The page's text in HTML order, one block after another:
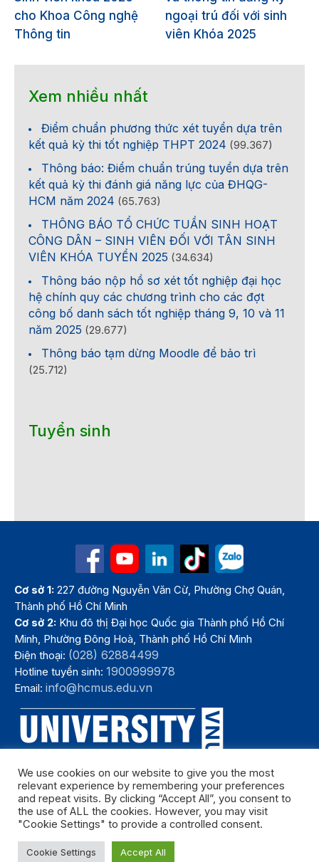
cho Khoa Công nghệ
Thông tin
ngoại trú đối với sinh
viên Khóa 2025
Xem nhiều nhất
Điểm chuẩn phương thức xét tuyển dựa trên
kết quả kỳ thi tốt nghiệp THPT 2024 (99.367)
Thông báo: Điểm chuẩn trúng tuyển dựa trên
kết quả kỳ thi đánh giá năng lực của ĐHQG-
HCM năm 2024 (65.763)
THÔNG BÁO TỔ CHỨC TUẦN SINH HOẠT
CÔNG DÂN – SINH VIÊN ĐỐI VỚI TÂN SINH
VIÊN KHÓA TUYỂN 2025 (34.634)
Thông báo nộp hồ sơ xét tốt nghiệp đại học
hệ chính quy các chương trình cho các đợt
công bố danh sách tốt nghiệp tháng 9, 10 và 11
năm 2025 (29.677)
Thông báo tạm dừng Moodle để bảo trì
(25.712)
Tuyển sinh
Cơ sở 1: 227 đường Nguyễn Văn Cừ, Phường Chợ Quán,
Thành phố Hồ Chí Minh
Cơ sở 2: Khu đô thị Đại học Quốc gia Thành phố Hồ Chí
Minh, Phường Đông Hoà, Thành phố Hồ Chí Minh
Điện thoại: (028) 62884499
Hotline tuyển sinh:1900999978
Email:info@hcmus.edu.vn
Bản quyền thuộc Trường Đại học Khoa học tự nhiên, Đại học Quốc
We use cookies on our website to give you the most
relevant experience by remembering your preferences
and repeat visits. By clicking “Accept All”, you consent to
the use of ALL the cookies. However, you may visit
"Cookie Settings" to provide a controlled consent.
Cookie Settings Accept All